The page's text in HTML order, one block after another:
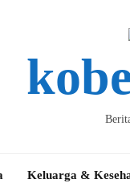
Keluarga &